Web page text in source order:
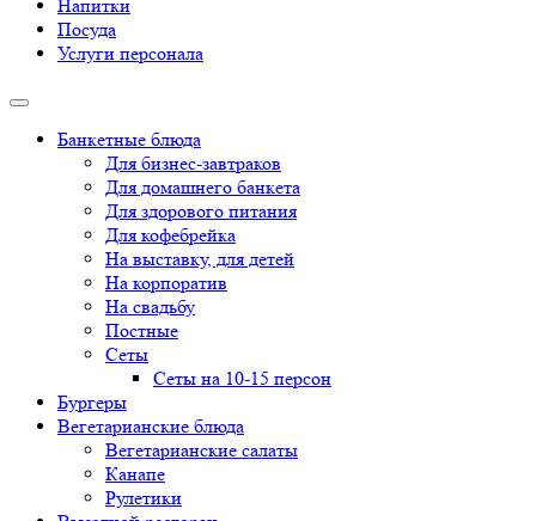
Напитки
Посуда
Услуги персонала
Банкетные блюда
Для бизнес-завтраков
Для домашнего банкета
Для здорового питания
Для кофебрейка
На выставку, для детей
На корпоратив
На свадьбу
Постные
Сеты
Сеты на 10-15 персон
Бургеры
Вегетарианские блюда
Вегетарианские салаты
Канапе
Рулетики